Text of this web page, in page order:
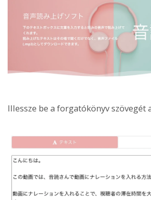
Illessze be a forgatókönyv szövegét